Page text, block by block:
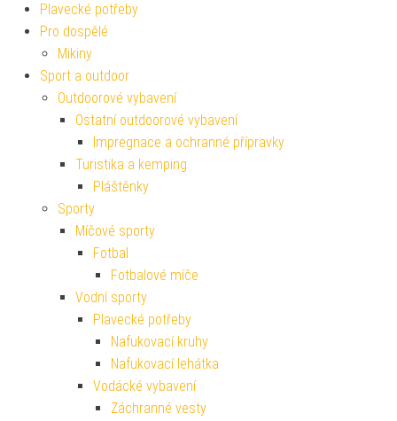
Plavecké potřeby
Pro dospělé
Mikiny
Sport a outdoor
Outdoorové vybavení
Ostatní outdoorové vybavení
Impregnace a ochranné přípravky
Turistika a kemping
Pláštěnky
Sporty
Míčové sporty
Fotbal
Fotbalové míče
Vodní sporty
Plavecké potřeby
Nafukovací kruhy
Nafukovací lehátka
Vodácké vybavení
Záchranné vesty